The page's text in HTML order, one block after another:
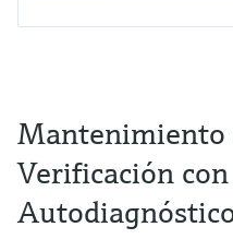
Mantenimiento
Verificación